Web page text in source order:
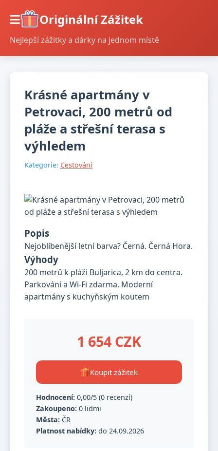
Originální Zážitek
Nejlepší zážitky a dárky na jednom místě
Krásné apartmány v
Petrovaci, 200 metrů od
pláže a střešní terasa s
výhledem
Kategorie: Cestování
Popis
Nejoblíbenější letní barva? Černá. Černá Hora.
Výhody
200 metrů k pláži Buljarica, 2 km do centra.
Parkování a Wi-Fi zdarma. Moderní
apartmány s kuchyňským koutem
1 654 CZK
Koupit zážitek
Hodnocení: 0,00/5 (0 recenzí)
Zakoupeno: 0 lidmi
Města: ČR
Platnost nabídky: do 24.09.2026